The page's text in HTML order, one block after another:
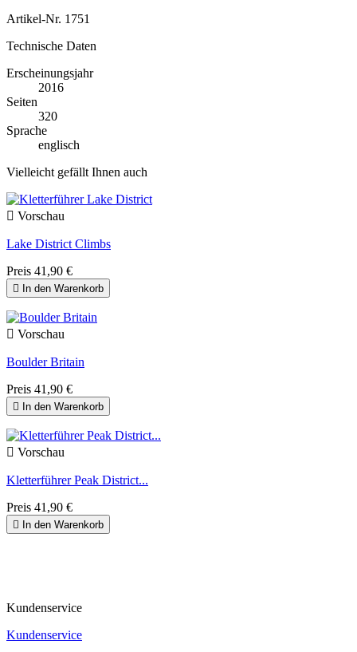
Artikel-Nr. 1751
Technische Daten
Erscheinungsjahr
2016
Seiten
320
Sprache
englisch
Vielleicht gefällt Ihnen auch
 Vorschau
Lake District Climbs
Preis 41,90 €
 In den Warenkorb
 Vorschau
Boulder Britain
Preis 41,90 €
 In den Warenkorb
 Vorschau
Kletterführer Peak District...
Preis 41,90 €
 In den Warenkorb
Kundenservice
Kundenservice